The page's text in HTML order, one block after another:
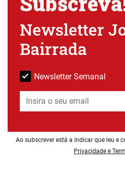
Newsletter
Bairrada
Newsletter Semanal
Ao subscrever está a indicar que leu e
Privacidade e